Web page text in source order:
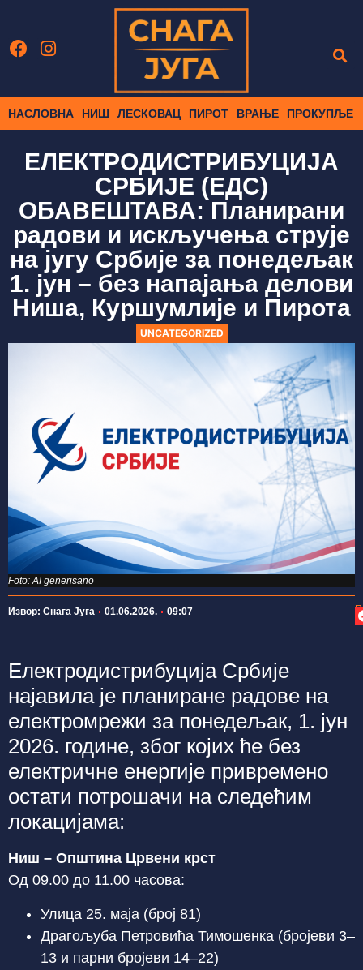
НАСЛОВНА НИШ ЛЕСКОВАЦ ПИРОТ ВРАЊЕ ПРОКУПЉЕ
ЕЛЕКТРОДИСТРИБУЦИЈА
СРБИЈЕ (ЕДС)
ОБАВЕШТАВА: Планирани
радови и искључења струје
на југу Србије за понедељак
1. јун – без напајања делови
Ниша, Куршумлије и Пирота
UNCATEGORIZED
Foto: AI generisano
Извор: Снага Југа 01.06.2026. 09:07
Електродистрибуција Србије
најавила је планиране радове на
електромрежи за понедељак, 1. јун
2026. године, због којих ће без
електричне енергије привремено
остати потрошачи на следећим
локацијама:
Ниш – Општина Црвени крст
Од 09.00 до 11.00 часова:
Улица 25. маја (број 81)
Драгољуба Петровића Тимошенка (бројеви 3–
13 и парни бројеви 14–22)